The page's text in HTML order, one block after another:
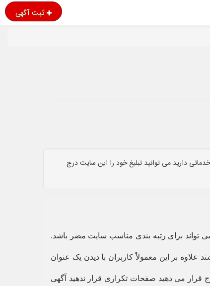
ثبت آگهی
دارید می توانید تبلیغ خود را این سایت درج
تواند برای رتبه بندی مناسب سایت مضر باشد.
علاوه بر این معمولاً کاربران با دیدن یک عنوان
می دهید صفحات تکراری قرار ندهید آگهی